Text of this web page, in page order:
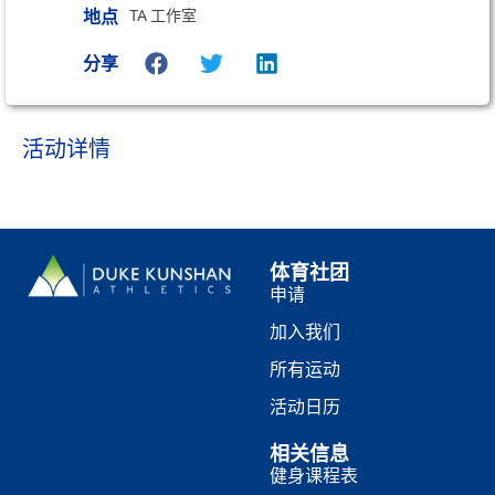
地点 TA 工作室
分享
活动详情
体育社团
申请
加入我们
所有运动
活动日历
相关信息
健身课程表